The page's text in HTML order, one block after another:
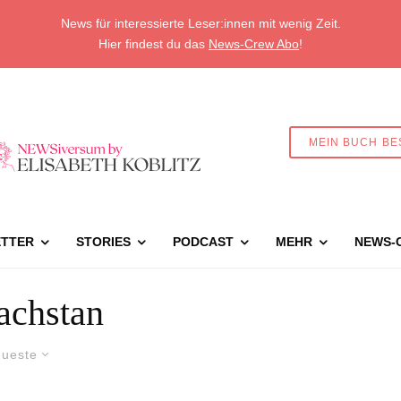
News für interessierte Leser:innen mit wenig Zeit.
Hier findest du das News-Crew Abo!
MEIN BUCH
STORIES PODCAST MEHR NEWS-